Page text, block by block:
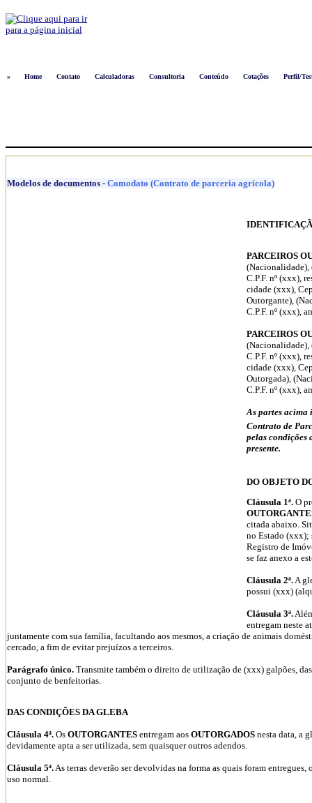
»
Home Contato Calculadoras Consultoria Conteúdo Cotações Perfil/
Modelos de documentos - Comodato (Contrato de parceria agrícola)
PARCEIROS
(Nacionalidade),
C.P.F. nº (xxx),
cidade (xxx),
Outorgante),
C.P.F. nº (xxx),
PARCEIROS
(Nacionalidade),
C.P.F. nº (xxx),
cidade (xxx),
Outorgada),
C.P.F. nº (xxx),
As partes acima
Contrato de
pelas condições
presente.
DO OBJETO
Cláusula 1ª. O
citada abaixo.
no Estado (xxx);
Registro de
se faz anexo a
Cláusula 2ª. A
possui (xxx)
Cláusula 3ª.
entregam neste
juntamente com sua família, facultando aos mesmos, a criação de animais
cercado, a fim de evitar prejuízos a terceiros.
Parágrafo único. Transmite também o direito de utilização de (xxx) galpões,
conjunto de benfeitorias.
DAS CONDIÇÕES DA GLEBA
Cláusula 4ª. Os OUTORGANTES entregam aos OUTORGADOS nesta data, a
devidamente apta a ser utilizada, sem quaisquer outros adendos.
Cláusula 5ª.As terras deverão ser devolvidas na forma as quais foram
uso normal.